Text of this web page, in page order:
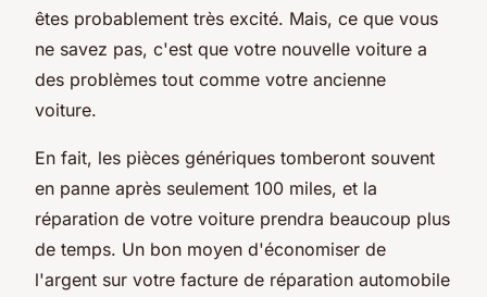
êtes probablement très excité. Mais, ce que vous
ne savez pas, c'est que votre nouvelle voiture a
des problèmes tout comme votre ancienne
voiture.
En fait, les pièces génériques tomberont souvent
en panne après seulement 100 miles, et la
réparation de votre voiture prendra beaucoup plus
de temps. Un bon moyen d'économiser de
l'argent sur votre facture de réparation automobile